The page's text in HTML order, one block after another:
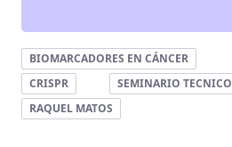
BIOMARCADORES EN CÁNCER
CRISPR
SEMINARIO TECNICO
RAQUEL MATOS